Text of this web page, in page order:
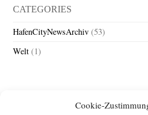
Cookie-
CATEGORIES
HafenCityNewsArchiv (53)
Welt (1)